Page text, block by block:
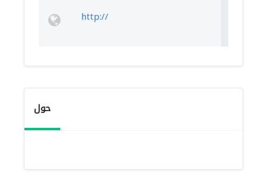
http://
حول